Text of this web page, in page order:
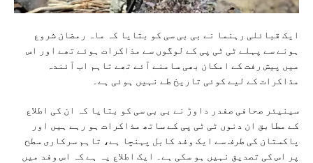
ایک قبائلی رہنما نے بی بی سی کو بتایا کہ ماہ رمضان شروع
ہونے سے پہلے ٹی ٹی پی کے لوگوں سے مذاکرات ہوئے تھے اور اس
میں پیش رفت کے امکان بھی سامنے آئے تھے تاہم اب آئندہ
مذاکرات کے لیے کوئی تاریخ طے نہیں ہوئی ہے۔
سینیئر صحافی صفدر داوڑ نے بی بی سی کو بتایا کہ ان کی اطلاع
کے مطابق ان دنوں ٹی ٹی پی کے ساتھ مذاکرات ہو رہے ہیں اور
پاکستان کی طرف سے ایک وفد کابل پہنچا ہے، تاہم سرکاری سطح
پر اس کی تصدیق نہیں ہو سکی ہے۔ ایک اطلاع یہ ہے کہ اس وفد میں